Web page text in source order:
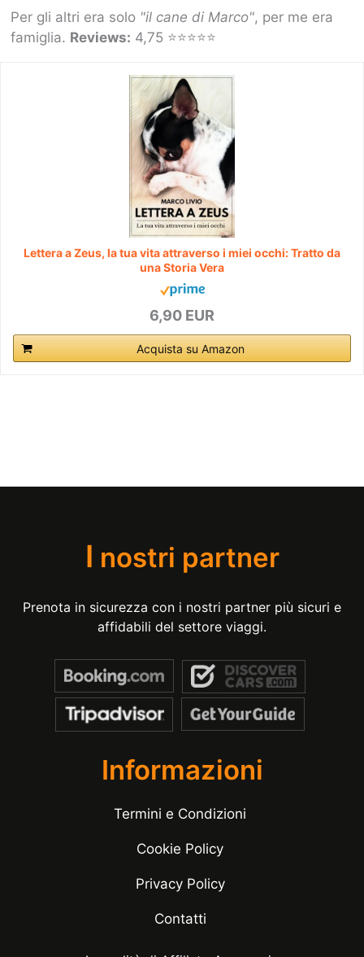
Per gli altri era solo "il cane di Marco", per me era
famiglia. Reviews: 4,75 ⭐⭐⭐⭐⭐
Lettera a Zeus, la tua vita attraverso i miei occhi: Tratto da
una Storia Vera
6,90 EUR
Acquista su Amazon
I nostri partner
Prenota in sicurezza con i nostri partner più sicuri e
affidabili del settore viaggi.
Informazioni
Termini e Condizioni
Cookie Policy
Privacy Policy
Contatti